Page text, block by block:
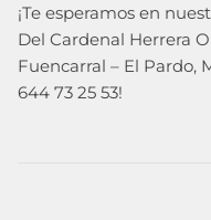
¡Te esperamos en
Del Cardenal Herrera
Fuencarral – El Pardo,
644 73 25 53!